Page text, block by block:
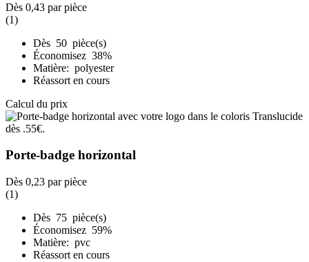
Dès 0,43 par pièce
(1)
Dès 50 pièce(s)
Économisez 38%
Matière: polyester
Réassort en cours
Calcul du prix
Porte-badge horizontal
Dès 0,23 par pièce
(1)
Dès 75 pièce(s)
Économisez 59%
Matière: pvc
Réassort en cours